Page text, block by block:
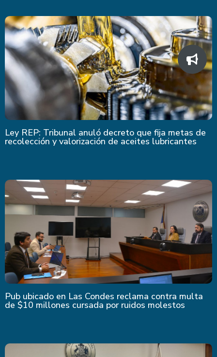
Ley REP: Tribunal anuló decreto que fija metas de
recolección y valorización de aceites lubricantes
Pub ubicado en Las Condes reclama contra multa
de $10 millones cursada por ruidos molestos